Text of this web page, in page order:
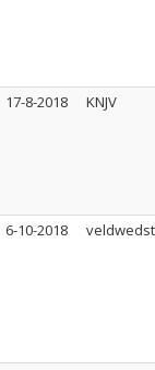
17-8-2018 KNJV
6-10-2018